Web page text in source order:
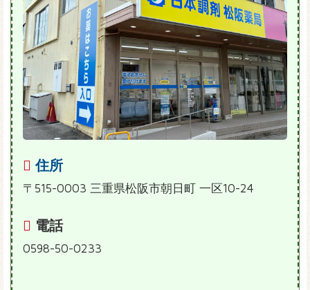
住所
〒515-0003 三重県松阪市朝日町 一区10-24
電話
0598-50-0233